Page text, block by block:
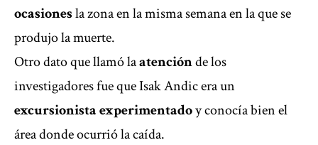
ocasionesla zona en la misma semana en la que se
produjo la muerte.
Otro dato que llamó laatenciónde los
investigadores fue que Isak Andic era un
excursionista experimentadoy conocía bien el
área donde ocurrió la caída.